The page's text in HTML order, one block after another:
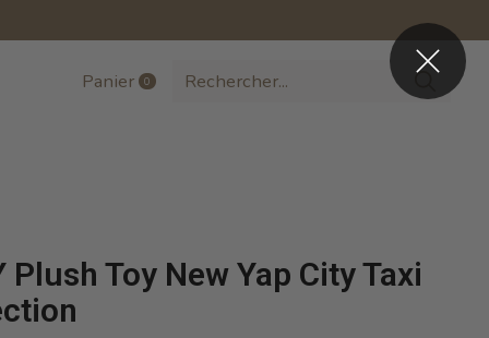
Panier 0items
Plush Toy New Yap City Taxi